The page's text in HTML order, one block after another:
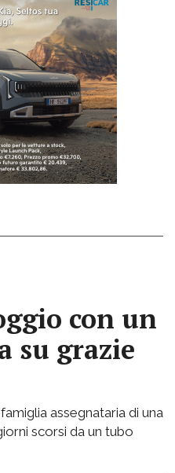
con un
su grazie
assegnataria di una
scorsi da un tubo